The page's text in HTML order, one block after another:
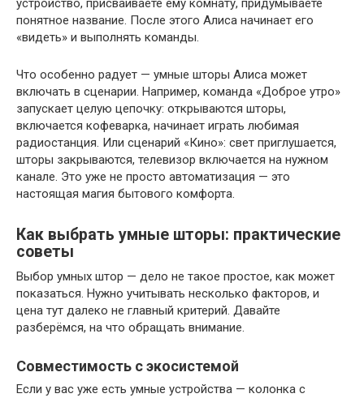
устройство, присваиваете ему комнату, придумываете
понятное название. После этого Алиса начинает его
«видеть» и выполнять команды.
Что особенно радует — умные шторы Алиса может
включать в сценарии. Например, команда «Доброе утро»
запускает целую цепочку: открываются шторы,
включается кофеварка, начинает играть любимая
радиостанция. Или сценарий «Кино»: свет приглушается,
шторы закрываются, телевизор включается на нужном
канале. Это уже не просто автоматизация — это
настоящая магия бытового комфорта.
Как выбрать умные шторы: практические
советы
Выбор умных штор — дело не такое простое, как может
показаться. Нужно учитывать несколько факторов, и
цена тут далеко не главный критерий. Давайте
разберёмся, на что обращать внимание.
Совместимость с экосистемой
Если у вас уже есть умные устройства — колонка с